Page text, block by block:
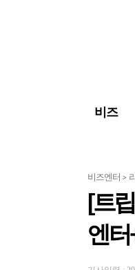
비즈
비즈엔터 >
[트
엔